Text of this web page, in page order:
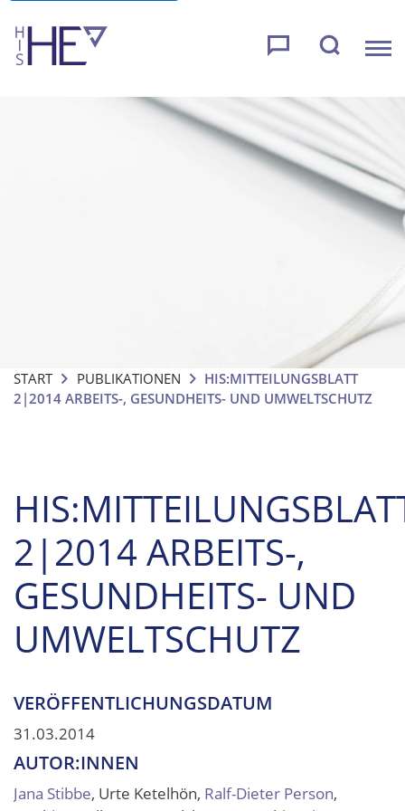
START PUBLIKATIONEN
HIS:MITTEILUNGSBLATT
2|2014 ARBEITS-, GESUNDHEITS- UND UMWELTSCHUTZ
2|2014 ARBEITS-,
GESUNDHEITS- UND
UMWELTSCHUTZ
VERÖFFENTLICHUNGSDATUM
31.03.2014
AUTOR:INNEN
Jana Stibbe, Urte Ketelhön, Ralf-Dieter Person,